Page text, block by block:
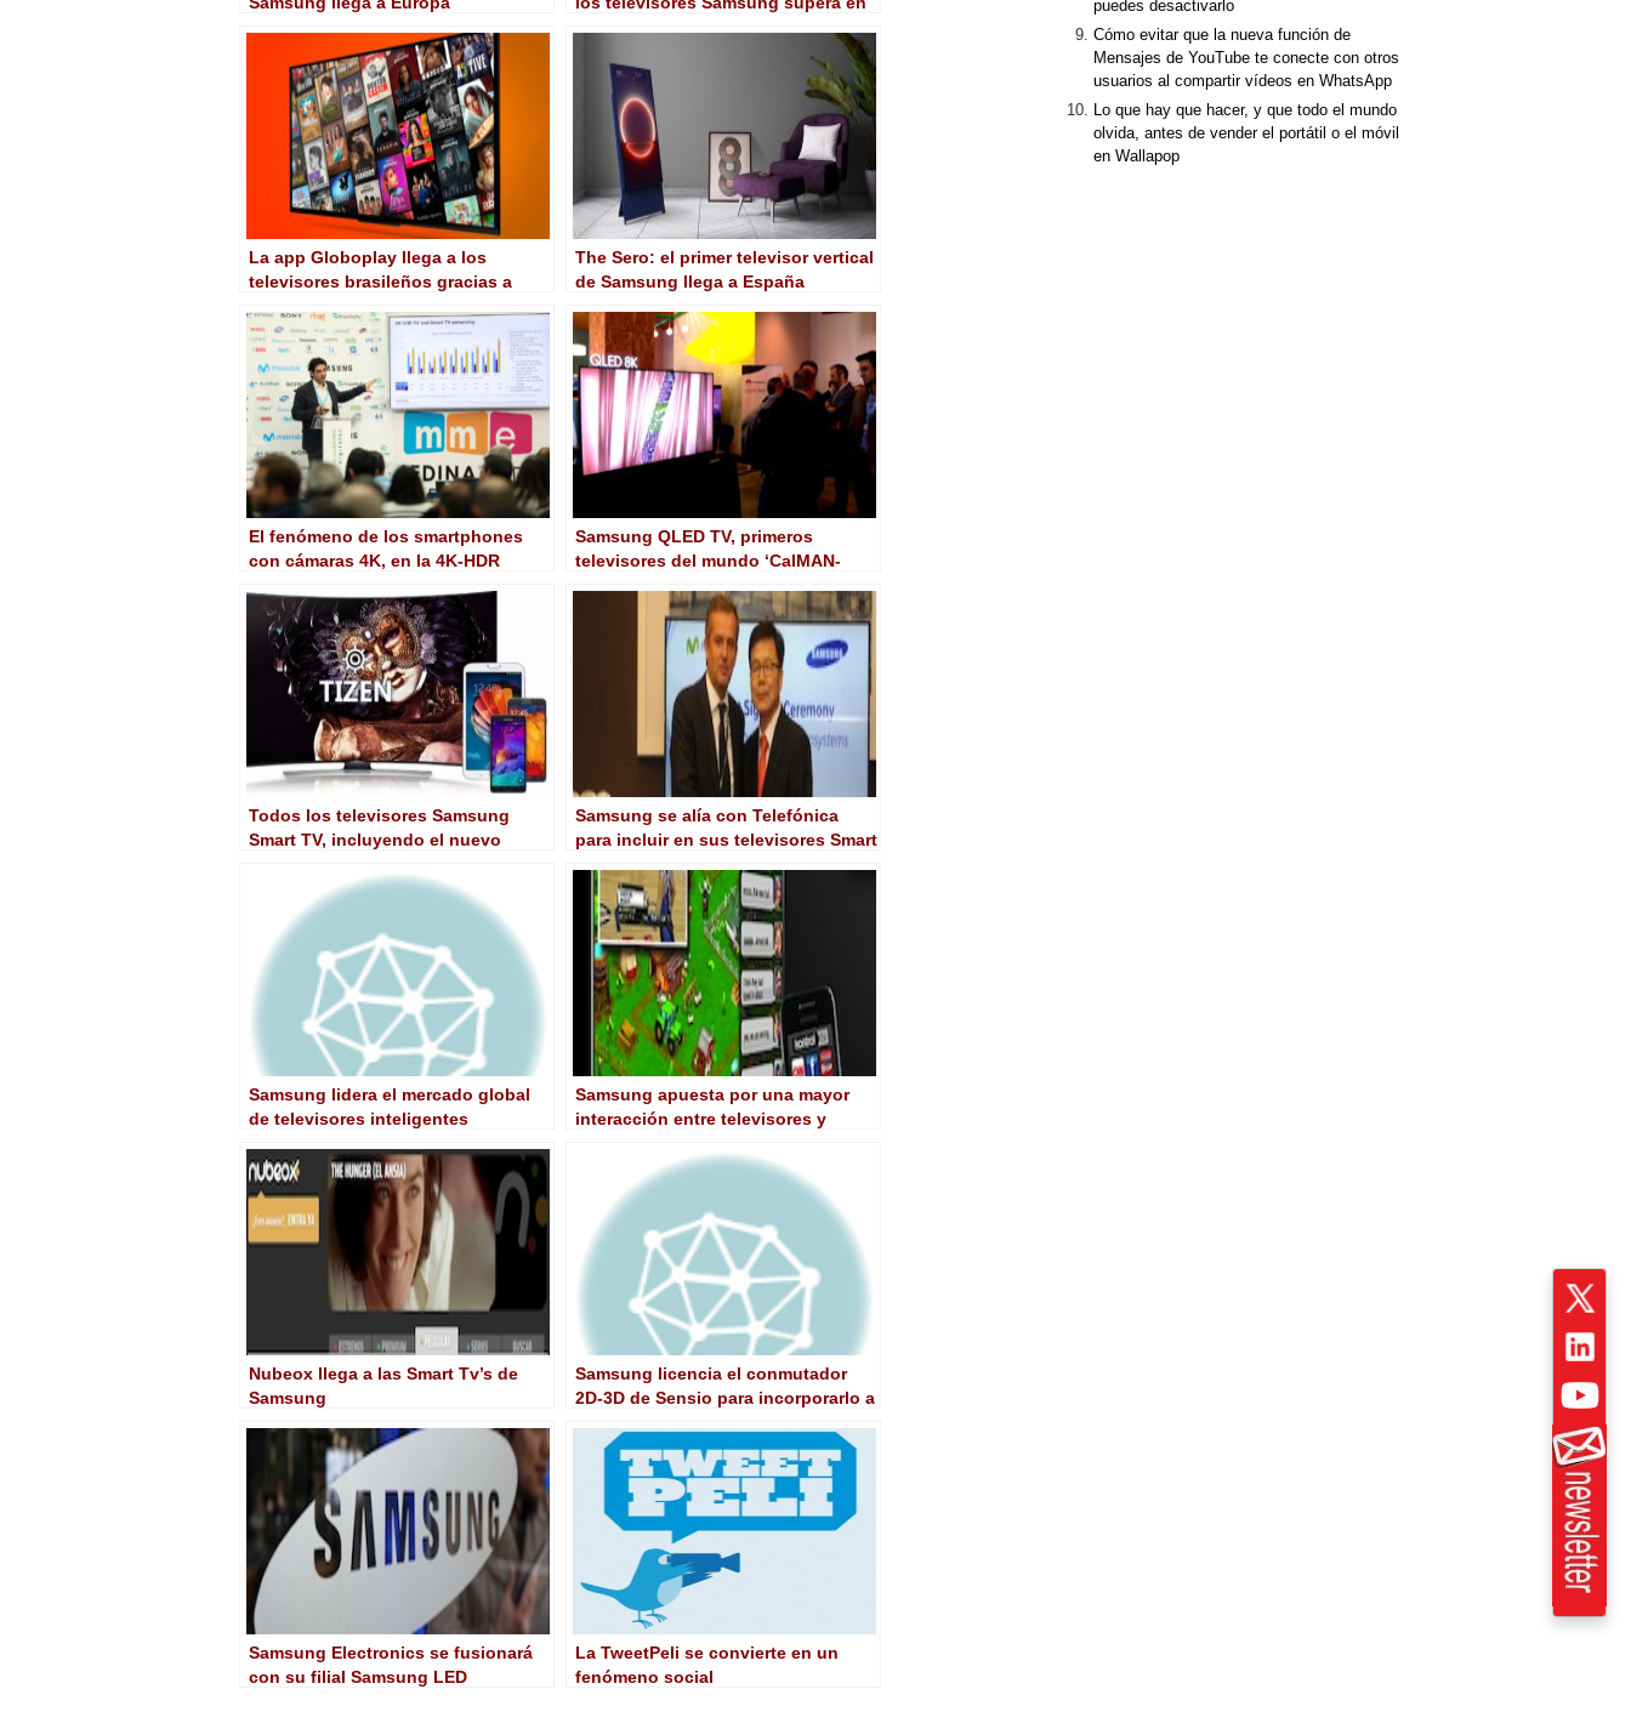
La app Globoplay llega a los
televisores brasileños gracias a
The Sero: el primer televisor vertical
de Samsung llega a España
El fenómeno de los smartphones
con cámaras 4K, en la 4K-HDR
Samsung QLED TV, primeros
televisores del mundo ‘CalMAN-
Todos los televisores Samsung
Smart TV, incluyendo el nuevo
código abierto Tizen
Samsung se alía con Telefónica
para incluir en sus televisores Smart
Samsung lidera el mercado global
de televisores inteligentes
Samsung apuesta por una mayor
interacción entre televisores y
Nubeox llega a las Smart Tv’s de
Samsung
Samsung licencia el conmutador
2D-3D de Sensio para incorporarlo a
Samsung Electronics se fusionará
con su filial Samsung LED
La TweetPeli se convierte en un
fenómeno social
puedes desactivarlo
Cómo evitar que la nueva función de
Mensajes de YouTube te conecte con otros
usuarios al compartir vídeos en WhatsApp
Lo que hay que hacer, y que todo el mundo
olvida, antes de vender el portátil o el móvil
en Wallapop